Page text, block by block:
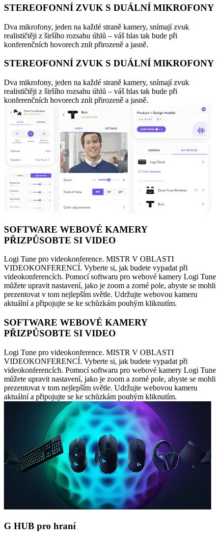
STEREOFONNÍ ZVUK S DUÁLNÍ MIKROFONY
Dva mikrofony, jeden na každé straně kamery, snímají zvuk
realističtěji z širšího rozsahu úhlů – váš hlas tak bude při
konferenčních hovorech znít přirozeně a jasně.
STEREOFONNÍ ZVUK S DUÁLNÍ MIKROFONY
Dva mikrofony, jeden na každé straně kamery, snímají zvuk
realističtěji z širšího rozsahu úhlů – váš hlas tak bude při
konferenčních hovorech znít přirozeně a jasně.
SOFTWARE WEBOVÉ KAMERY
PŘIZPŮSOBTE SI VIDEO
Logi Tune pro videokonference. MISTR V OBLASTI
VIDEOKONFERENCÍ. Vyberte si, jak budete vypadat při
videokonferencích. Pomocí softwaru pro webové kamery Logi Tune
můžete upravit nastavení, jako je zoom a zorné pole, abyste se mohli
prezentovat v tom nejlepším světle. Udržujte webovou kameru
aktuální a připojujte se ke schůzkám pouhým kliknutím.
SOFTWARE WEBOVÉ KAMERY
PŘIZPŮSOBTE SI VIDEO
Logi Tune pro videokonference. MISTR V OBLASTI
VIDEOKONFERENCÍ. Vyberte si, jak budete vypadat při
videokonferencích. Pomocí softwaru pro webové kamery Logi Tune
můžete upravit nastavení, jako je zoom a zorné pole, abyste se mohli
prezentovat v tom nejlepším světle. Udržujte webovou kameru
aktuální a připojujte se ke schůzkám pouhým kliknutím.
G HUB pro hraní